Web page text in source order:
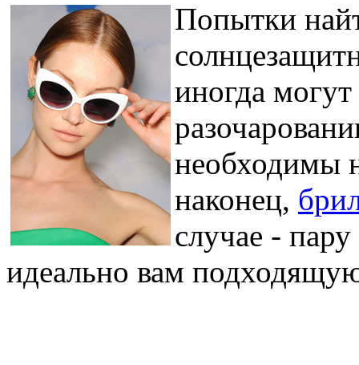
Попытки
иногда
необходимы
наконец,
случае -
идеально вам